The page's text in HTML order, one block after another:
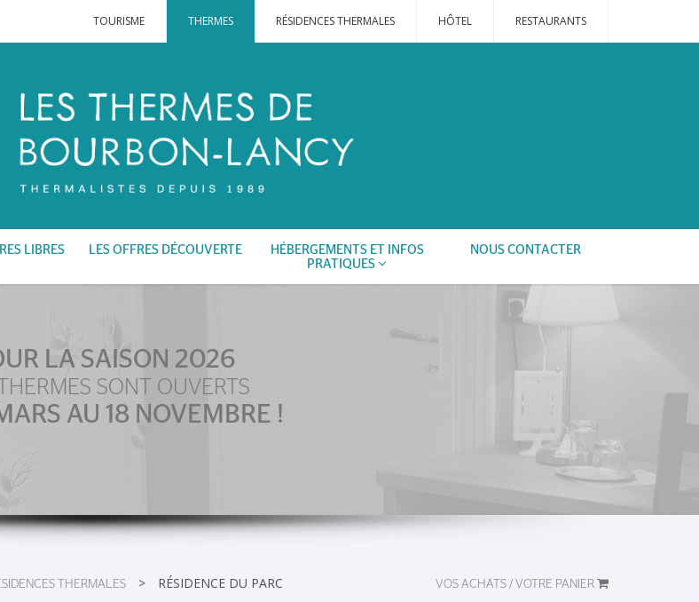
TOURISME THERMES RÉSIDENCES THERMALES HÔTEL RESTAURANTS
LIBRES LES OFFRES DÉCOUVERTE
HÉBERGEMENTS ET INFOS
PRATIQUES
NOUS CONTACTER
LA SAISON 2026
SONT OUVERTS
AU 18 NOVEMBRE !
THERMALES > RÉSIDENCE DU PARC VOS ACHATS / VOTRE PANIER